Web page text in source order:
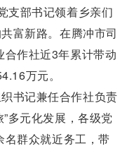
支部书记领着乡亲们
富新路。在腾冲市司
作社近3年累计带动
万元。
书记兼任合作社负责
多元化发展，各级党
群众就近务工，带